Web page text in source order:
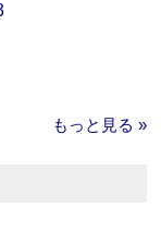
もっと見る »